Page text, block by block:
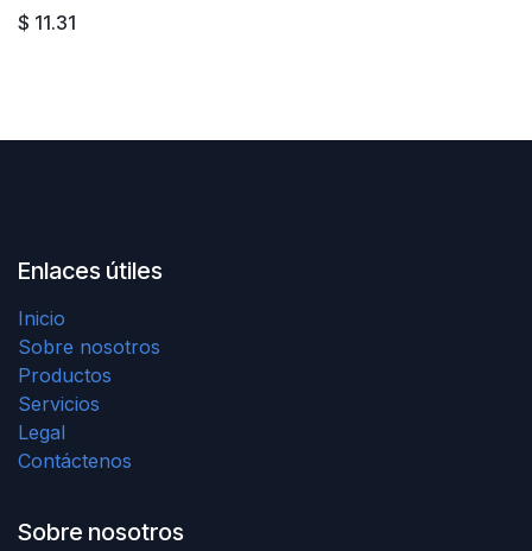
$ 11.31
Enlaces útiles
Inicio
Sobre nosotros
Productos
Servicios
Legal
Contáctenos
Sobre nosotros